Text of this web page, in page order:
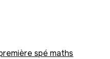
spé maths